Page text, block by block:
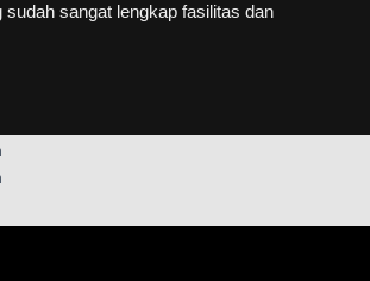
sangat lengkap fasilitas dan